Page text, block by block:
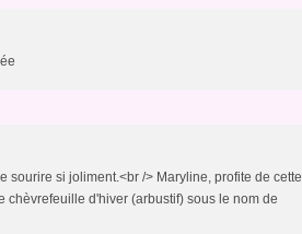
sourire si joliment.<br /> Maryline, profite de cette
chèvrefeuille d'hiver (arbustif) sous le nom de